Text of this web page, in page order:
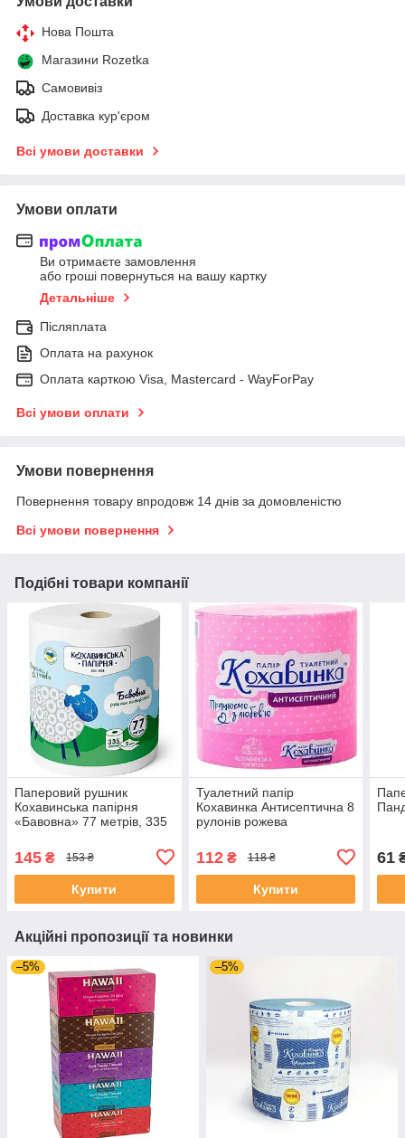
Нова Пошта
Магазини Rozetka
Самовивіз
Доставка кур'єром
Всі умови доставки
Умови оплати
Ви отримаєте замовлення
або гроші повернуться на вашу картку
Детальніше
Післяплата
Оплата на рахунок
Оплата карткою Visa, Mastercard - WayForPay
Всі умови оплати
Умови повернення
Повернення товару впродовж 14 днів за домовленістю
Всі умови повернення
Подібні товари компанії
Паперовий рушник
Кохавинська папірня
«Бавовна» 77 метрів, 335
145 ₴ 153 ₴
Купити
Туалетний папір
Кохавинка Антисептична 8
рулонів рожева
112₴ 118 ₴
Купити
61
Акційні пропозиції та новинки
–5% –5%